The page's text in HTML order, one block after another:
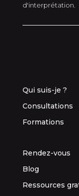
d'interprétation.
Qui suis-je ?
Consultations
Formations
Rendez-vous
Blog
Ressources